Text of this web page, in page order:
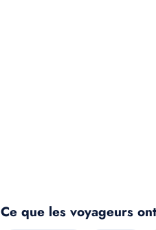
Ce que les voyageurs